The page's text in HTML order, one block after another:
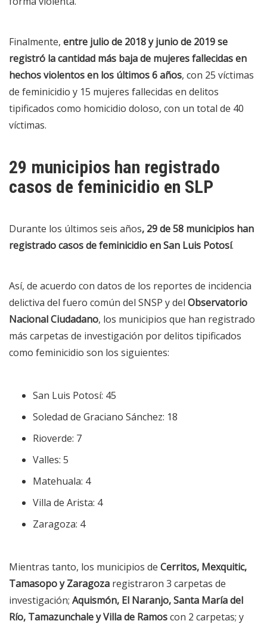
Finalmente, entre julio de 2018 y junio de 2019 se
registró la cantidad más baja de mujeres fallecidas en
hechos violentos en los últimos 6 años, con 25 víctimas
de feminicidio y 15 mujeres fallecidas en delitos
tipificados como homicidio doloso, con un total de 40
víctimas.
29 municipios han registrado
casos de feminicidio en SLP
Durante los últimos seis años, 29 de 58 municipios han
registrado casos de feminicidio en San Luis Potosí.
Así, de acuerdo con datos de los reportes de incidencia
delictiva del fuero común del SNSP y del Observatorio
Nacional Ciudadano, los municipios que han registrado
más carpetas de investigación por delitos tipificados
como feminicidio son los siguientes:
San Luis Potosí: 45
Soledad de Graciano Sánchez: 18
Rioverde: 7
Valles: 5
Matehuala: 4
Villa de Arista: 4
Zaragoza: 4
Mientras tanto, los municipios de Cerritos, Mexquitic,
Tamasopo y Zaragoza registraron 3 carpetas de
investigación; Aquismón, El Naranjo, Santa María del
Río, Tamazunchale y Villa de Ramoscon 2 carpetas; y